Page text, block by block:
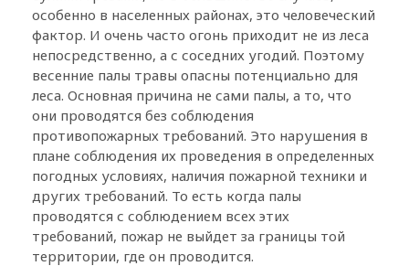
особенно в населенных районах, это человеческий
фактор. И очень часто огонь приходит не из леса
непосредственно, а с соседних угодий. Поэтому
весенние палы травы опасны потенциально для
леса. Основная причина не сами палы, а то, что
они проводятся без соблюдения
противопожарных требований. Это нарушения в
плане соблюдения их проведения в определенных
погодных условиях, наличия пожарной техники и
других требований. То есть когда палы
проводятся с соблюдением всех этих
требований, пожар не выйдет за границы той
территории, где он проводится.